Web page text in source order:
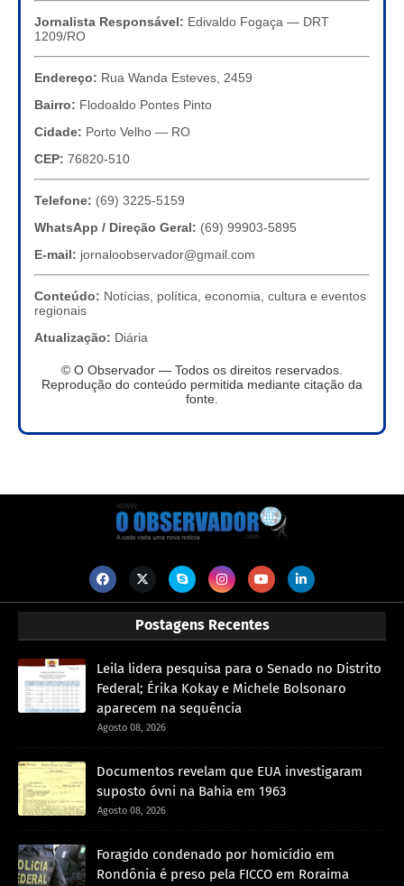
Jornalista Responsável: Edivaldo Fogaça — DRT
1209/RO
Endereço: Rua Wanda Esteves, 2459
Bairro: Flodoaldo Pontes Pinto
Cidade: Porto Velho — RO
CEP: 76820-510
Telefone: (69) 3225-5159
WhatsApp / Direção Geral: (69) 99903-5895
E-mail: jornaloobservador@gmail.com
Conteúdo: Notícias, política, economia, cultura e eventos
regionais
Atualização: Diária
© O Observador — Todos os direitos reservados.
Reprodução do conteúdo permitida mediante citação da
fonte.
Postagens Recentes
Leila lidera pesquisa para o Senado no Distrito
Federal; Érika Kokay e Michele Bolsonaro
aparecem na sequência
Agosto 08, 2026
Documentos revelam que EUA investigaram
suposto óvni na Bahia em 1963
Agosto 08, 2026
Foragido condenado por homicídio em
Rondônia é preso pela FICCO em Roraima